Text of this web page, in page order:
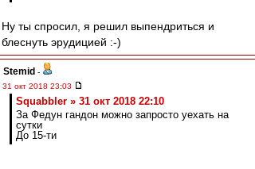
Ну ты спросил, я решил выпендриться и
блеснуть эрудицией :-)
Stemid -
31 окт 2018 23:03
Squabbler » 31 окт 2018 22:10
За Федун гандон можно запросто уехать на
сутки
До 15-ти